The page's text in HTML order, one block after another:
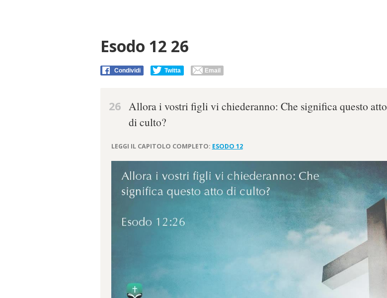
Esodo 12 26
Condividi Twitta Email
26 Allora i vostri figli vi chiederanno: Che significa questo atto
di culto?
LEGGI IL CAPITOLO COMPLETO: ESODO 12